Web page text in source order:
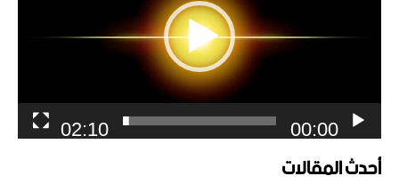
00:00
02:10
أحدث المقالات